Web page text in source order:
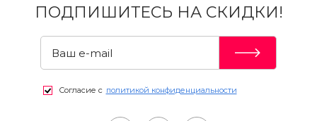
ПОДПИШИТЕСЬ НА СКИДКИ!
Согласие с политикой конфиденциальности